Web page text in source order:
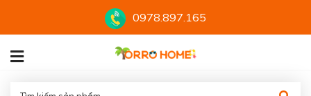
0978.897.165